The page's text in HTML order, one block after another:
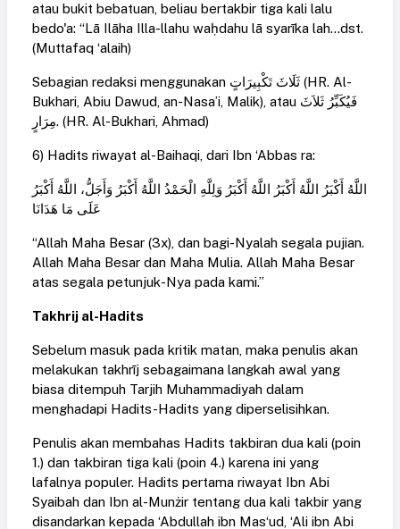
atau bukit bebatuan, beliau bertakbir tiga kali lalu
bedo'a: “Lā Ilāha Illa-llahu waḥdahu lā syarīka lah...dst.
(Muttafaq ‘alaih)
Sebagian redaksi menggunakan ثَلَاثَ تَكْبِيرَاتٍ (HR. Al-
Bukhari, Abiu Dawud, an-Nasa’i, Malik), atau فَيُكَبِّرُ ثَلاَثَ
مِرَارٍ. (HR. Al-Bukhari, Ahmad)
6) Hadits riwayat al-Baihaqi, dari Ibn ‘Abbas ra:
اللَّهُ أَكْبَرُ اللَّهُ أَكْبَرُ اللَّهُ أَكْبَرُ وَلِلَّهِ الْحَمْدُ اللَّهُ أَكْبَرُ وَأَجَلُّ، اللَّهُ أَكْبَرُ
عَلَى مَا هَدَانَا
“Allah Maha Besar (3x), dan bagi-Nyalah segala pujian.
Allah Maha Besar dan Maha Mulia. Allah Maha Besar
atas segala petunjuk-Nya pada kami.”
Takhrij al-Hadits
Sebelum masuk pada kritik matan, maka penulis akan
melakukan takhrīj sebagaimana langkah awal yang
biasa ditempuh Tarjih Muhammadiyah dalam
menghadapi Hadits-Hadits yang diperselisihkan.
Penulis akan membahas Hadits takbiran dua kali (poin
1.) dan takbiran tiga kali (poin 4.) karena ini yang
lafalnya populer. Hadits pertama riwayat Ibn Abi
Syaibah dan Ibn al-Munżir tentang dua kali takbir yang
disandarkan kepada ‘Abdullah ibn Mas‘ud, ‘Ali ibn Abi